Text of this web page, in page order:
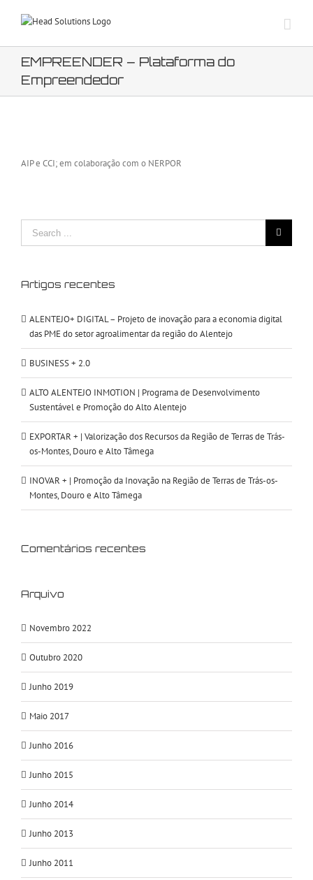
EMPREENDER – Plataforma do
Empreendedor
AIP e CCI; em colaboração com o NERPOR
Artigos recentes
ALENTEJO+ DIGITAL – Projeto de inovação para a economia digital
das PME do setor agroalimentar da região do Alentejo
BUSINESS + 2.0
ALTO ALENTEJO INMOTION | Programa de Desenvolvimento
Sustentável e Promoção do Alto Alentejo
EXPORTAR + | Valorização dos Recursos da Região de Terras de Trás-
os-Montes, Douro e Alto Tâmega
INOVAR + | Promoção da Inovação na Região de Terras de Trás-os-
Montes, Douro e Alto Tâmega
Comentários recentes
Arquivo
Novembro 2022
Outubro 2020
Junho 2019
Maio 2017
Junho 2016
Junho 2015
Junho 2014
Junho 2013
Junho 2011